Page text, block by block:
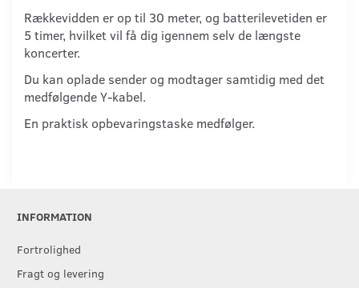
Rækkevidden er op til 30 meter, og batterilevetiden er
5 timer, hvilket vil få dig igennem selv de længste
koncerter.
Du kan oplade sender og modtager samtidig med det
medfølgende Y-kabel.
En praktisk opbevaringstaske medfølger.
INFORMATION
Fortrolighed
Fragt og levering